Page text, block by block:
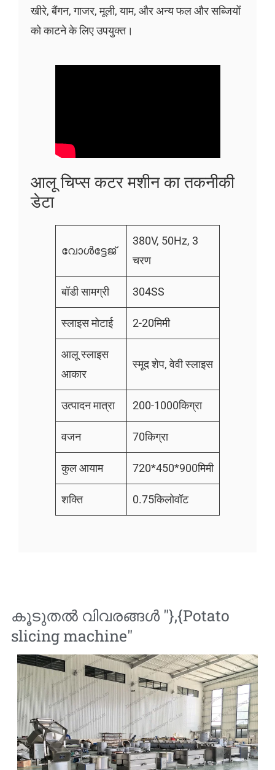
खीरे, बैंगन, गाजर, मूली, याम, और अन्य फल और सब्जियों
को काटने के लिए उपयुक्त।
आलू चिप्स कटर मशीन का तकनीकी
डेटा
വോൾട്ടേജ്
380V, 50Hz, 3
चरण
बॉडी सामग्री 304SS
स्लाइस मोटाई 2-20मिमी
आलू स्लाइस
आकार
स्मूद शेप, वेवी स्लाइस
उत्पादन मात्रा 200-1000किग्रा
वजन 70किग्रा
कुल आयाम 720*450*900मिमी
शक्ति 0.75किलोवॉट
കൂടുതൽ വിവരങ്ങൾ "},{Potato
slicing machine"